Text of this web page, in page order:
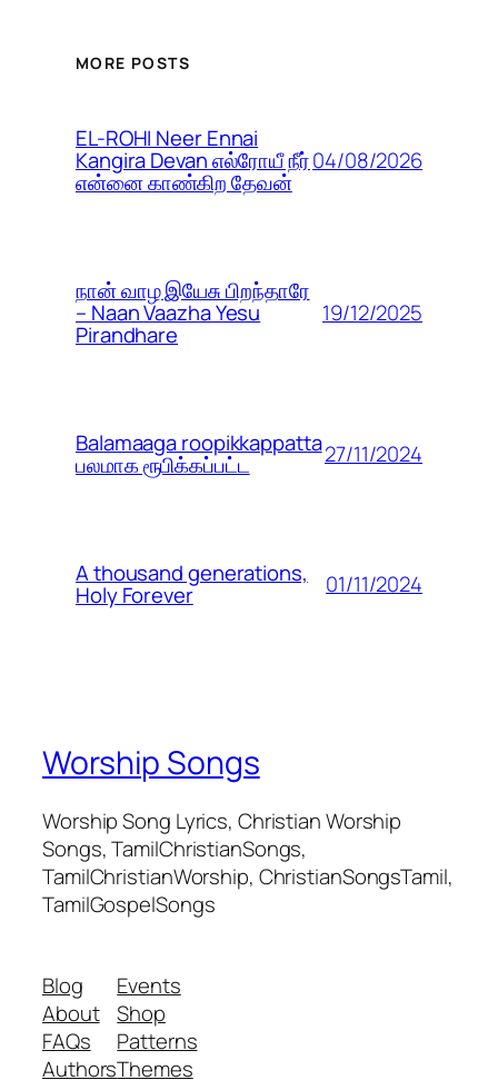
MORE POSTS
EL-ROHI Neer Ennai
Kangira Devan எல்ரோயீ நீர்
என்னை காண்கிற தேவன்
04/08/2026
நான் வாழ இயேசு பிறந்தாரே
– Naan Vaazha Yesu
Pirandhare
19/12/2025
Balamaaga roopikkappatta
பலமாக ரூபிக்கப்பட்ட 27/11/2024
A thousand generations,
Holy Forever 01/11/2024
Worship Songs
Worship Song Lyrics, Christian Worship
Songs, TamilChristianSongs,
TamilChristianWorship, ChristianSongsTamil,
TamilGospelSongs
Blog
About
FAQs
Authors
Events
Shop
Patterns
Themes